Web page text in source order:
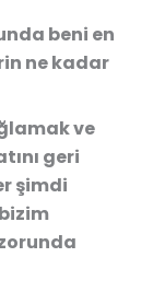
beni en
ne kadar
ve
geri
şimdi